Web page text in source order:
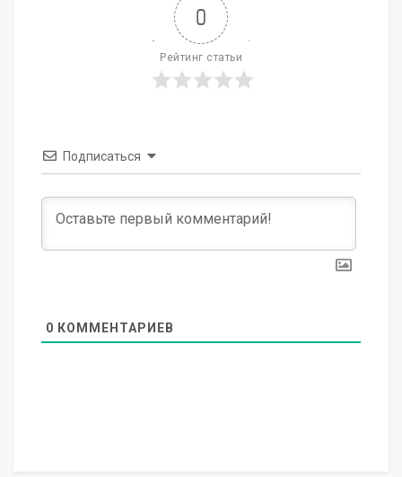
0
Рейтинг статьи
Подписаться
0 КОММЕНТАРИЕВ